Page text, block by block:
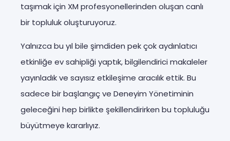
taşımak için XM profesyonellerinden oluşan canlı
bir topluluk oluşturuyoruz.
Yalnızca bu yıl bile şimdiden pek çok aydınlatıcı
etkinliğe ev sahipliği yaptık, bilgilendirici makaleler
yayınladık ve sayısız etkileşime aracılık ettik. Bu
sadece bir başlangıç ve Deneyim Yönetiminin
geleceğini hep birlikte şekillendirirken bu topluluğu
büyütmeye kararlıyız.